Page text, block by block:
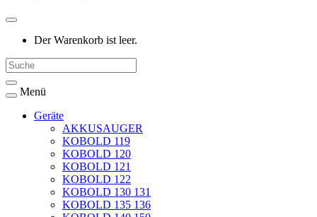
Der Warenkorb ist leer.
Menü
Geräte
AKKUSAUGER
KOBOLD 119
KOBOLD 120
KOBOLD 121
KOBOLD 122
KOBOLD 130 131
KOBOLD 135 136